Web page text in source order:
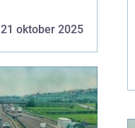
21 oktober 2025